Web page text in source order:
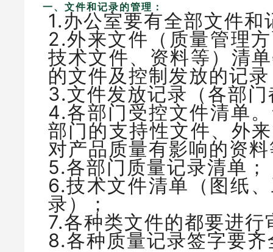
一、文件和记录的管理：
1.办公室要有全部文件
2.外来文件（质量管理
技术文件、资料等）清
的文件及控制发放的记
3.文件发放记录（各部
4.各部门受控文件清单
部门的支持性文件、外
对产品质量有影响的资
5.各部门质量记录清单
6.技术文件清单（图纸
录）；
7.各种类文件的都要进
8.各种质量记录签字要